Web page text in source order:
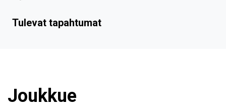
Tulevat tapahtumat
Joukkue